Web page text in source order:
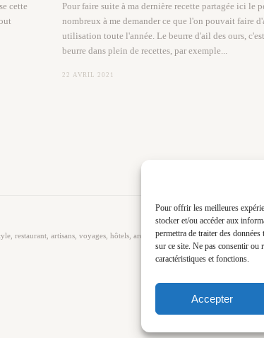
Pour offrir les meilleures
stocker et/ou accéder aux
permettra de traiter des
sur ce site. Ne pas consentir ou
caractéristiques et fonctions.
Accepter
cette
Pour faire suite à ma dernière recette partagée ici le
nombreux à me demander ce que l'on pouvait faire
utilisation toute l'année. Le beurre d'ail des ours,
beurre dans plein de recettes, par exemple...
22 AVRIL 2021
restaurant, artisans, voyages, hôtels, architecture et décoration) vidéo,